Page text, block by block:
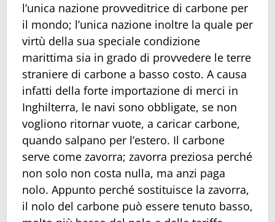
l’unica nazione provveditrice di carbone per
il mondo; l’unica nazione inoltre la quale per
virtù della sua speciale condizione
marittima sia in grado di provvedere le terre
straniere di carbone a basso costo. A causa
infatti della forte importazione di merci in
Inghilterra, le navi sono obbligate, se non
vogliono ritornar vuote, a caricar carbone,
quando salpano per l’estero. Il carbone
serve come zavorra; zavorra preziosa perché
non solo non costa nulla, ma anzi paga
nolo. Appunto perché sostituisce la zavorra,
il nolo del carbone può essere tenuto basso,